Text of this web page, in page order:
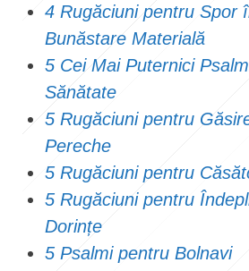
4 Rugăciuni pentru Spor
Bunăstare Materială
5 Cei Mai Puternici
Sănătate
5 Rugăciuni pentru
Pereche
5 Rugăciuni pentru
5 Rugăciuni pentru
Dorințe
5 Psalmi pentru Bolnavi